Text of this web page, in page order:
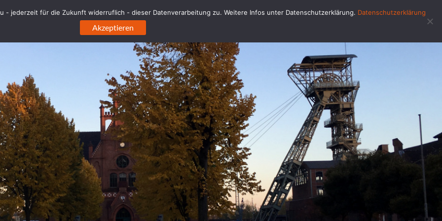
(`url_hash`)
- jederzeit für die Zukunft widerruflich - dieser Datenverarbeitung zu. Weitere Infos unter Datenschutzerklärung. Datenschutzerklärung
Akzeptieren